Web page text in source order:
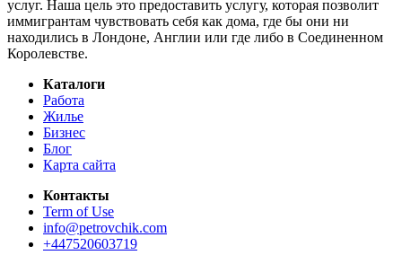
услуг. Наша цель это предоставить услугу, которая позволит
иммигрантам чувствовать себя как дома, где бы они ни
находились в Лондоне, Англии или где либо в Соединенном
Королевстве.
Каталоги
Работа
Жилье
Бизнес
Блог
Карта сайта
Контакты
Term of Use
info@petrovchik.com
+447520603719